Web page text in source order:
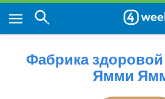
Фабрика
Ямми